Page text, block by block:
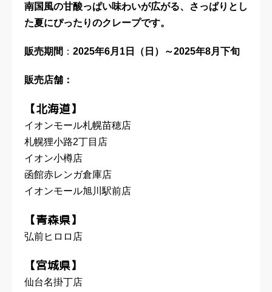
南国風の甘酸っぱい味わいが広がる、さっぱりとし
た夏にぴったりのクレープです。
販売期間 ： 2025年6月1日（日）～2025年8月下旬
販売店舗：
【北海道】
イオンモール札幌苗穂店
札幌狸小路2丁目店
イオン小樽店
函館赤レンガ倉庫店
イオンモール旭川駅前店
【青森県】
弘前ヒロロ店
【宮城県】
仙台名掛丁店